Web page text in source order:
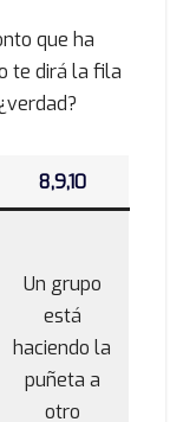
que ha
te dirá la fila
8,9,10
Un grupo
está
haciendo la
puñeta a
otro